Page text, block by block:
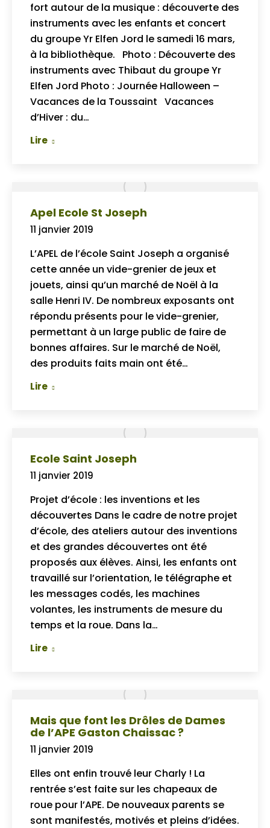
fort autour de la musique : découverte des
instruments avec les enfants et concert
du groupe Yr Elfen Jord le samedi 16 mars,
à la bibliothèque. Photo : Découverte des
instruments avec Thibaut du groupe Yr
Elfen Jord Photo : Journée Halloween –
Vacances de la Toussaint Vacances
d’Hiver : du…
Lire
Apel Ecole St Joseph
11 janvier 2019
L’APEL de l’école Saint Joseph a organisé
cette année un vide-grenier de jeux et
jouets, ainsi qu’un marché de Noël à la
salle Henri IV. De nombreux exposants ont
répondu présents pour le vide-grenier,
permettant à un large public de faire de
bonnes affaires. Sur le marché de Noël,
des produits faits main ont été…
Lire
Ecole Saint Joseph
11 janvier 2019
Projet d’école : les inventions et les
découvertes Dans le cadre de notre projet
d’école, des ateliers autour des inventions
et des grandes découvertes ont été
proposés aux élèves. Ainsi, les enfants ont
travaillé sur l’orientation, le télégraphe et
les messages codés, les machines
volantes, les instruments de mesure du
temps et la roue. Dans la…
Lire
Mais que font les Drôles de Dames
de l’APE Gaston Chaissac ?
11 janvier 2019
Elles ont enfin trouvé leur Charly ! La
rentrée s’est faite sur les chapeaux de
roue pour l’APE. De nouveaux parents se
sont manifestés, motivés et pleins d’idées.